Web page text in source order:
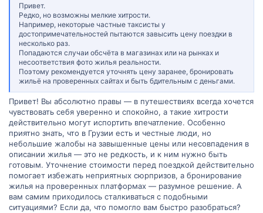
Привет.
Редко, но возможны мелкие хитрости.
Например, некоторые частные таксисты у
достопримечательностей пытаются завысить цену поездки в
несколько раз.
Попадаются случаи обсчёта в магазинах или на рынках и
несоответствия фото жилья реальности.
Поэтому рекомендуется уточнять цену заранее, бронировать
жильё на проверенных сайтах и быть бдительным с деньгами.
Привет! Вы абсолютно правы — в путешествиях всегда хочется
чувствовать себя уверенно и спокойно, а такие хитрости
действительно могут испортить впечатление. Особенно
приятно знать, что в Грузии есть и честные люди, но
небольшие жалобы на завышенные цены или несовпадения в
описании жилья — это не редкость, и к ним нужно быть
готовым. Уточнение стоимости перед поездкой действительно
помогает избежать неприятных сюрпризов, а бронирование
жилья на проверенных платформах — разумное решение. А
вам самим приходилось сталкиваться с подобными
ситуациями? Если да, что помогло вам быстро разобраться?